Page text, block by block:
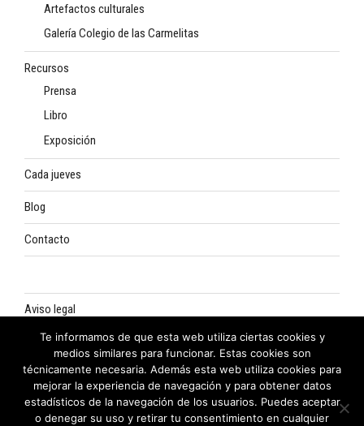
Artefactos culturales
Galería Colegio de las Carmelitas
Recursos
Prensa
Libro
Exposición
Cada jueves
Blog
Contacto
Aviso legal
Política de privacidad
Política de cookies
Te informamos de que esta web utiliza ciertas cookies y
medios similares para funcionar. Estas cookies son
técnicamente necesaria. Además esta web utiliza cookies para
mejorar la experiencia de navegación y para obtener datos
estadísticos de la navegación de los usuarios. Puedes aceptar
o denegar su uso y retirar tu consentimiento en cualquier